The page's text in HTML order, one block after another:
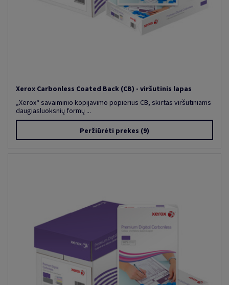
Xerox Carbonless Coated Back (CB) - viršutinis lapas
„Xerox“ savaiminio kopijavimo popierius CB, skirtas viršutiniams
daugiasluoksnių formų ...
Peržiūrėti prekes (9)